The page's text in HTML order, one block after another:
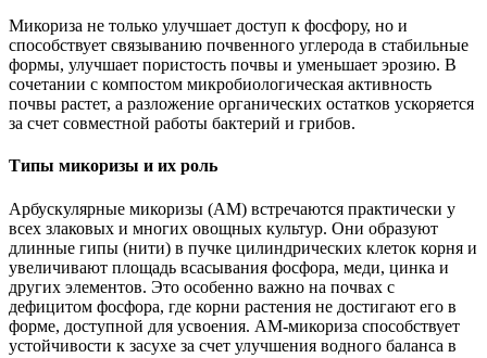
Микориза не только улучшает доступ к фосфору, но и
способствует связыванию почвенного углерода в стабильные
формы, улучшает пористость почвы и уменьшает эрозию. В
сочетании с компостом микробиологическая активность
почвы растет, а разложение органических остатков ускоряется
за счет совместной работы бактерий и грибов.
Типы микоризы и их роль
Арбускулярные микоризы (AM) встречаются практически у
всех злаковых и многих овощных культур. Они образуют
длинные гипы (нити) в пучке цилиндрических клеток корня и
увеличивают площадь всасывания фосфора, меди, цинка и
других элементов. Это особенно важно на почвах с
дефицитом фосфора, где корни растения не достигают его в
форме, доступной для усвоения. AM-микориза способствует
устойчивости к засухе за счет улучшения водного баланса в